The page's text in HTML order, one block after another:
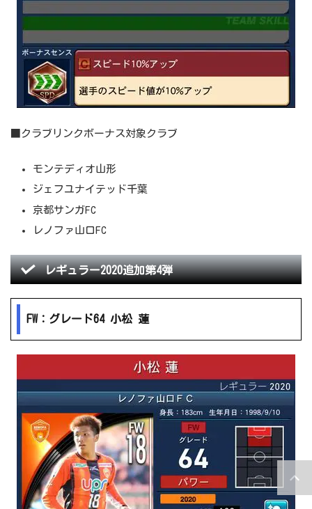
■クラブリンクボーナス対象クラブ
モンテディオ山形
ジェフユナイテッド千葉
京都サンガFC
レノファ山口FC
レギュラー2020追加第4弾
FW：グレード64 小松 蓮